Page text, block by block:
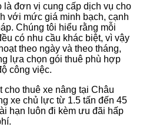
là đơn vị cung cấp dịch vụ cho
với mức giá minh bạch, cạnh
Chúng tôi hiểu rằng mỗi
có nhu cầu khác biệt, vì vậy
theo ngày và theo tháng,
lựa chọn gói thuê phù hợp
công việc.
thuê xe nâng tại Châu
xe chủ lực từ 1.5 tấn đến 45
hạn luôn đi kèm ưu đãi hấp